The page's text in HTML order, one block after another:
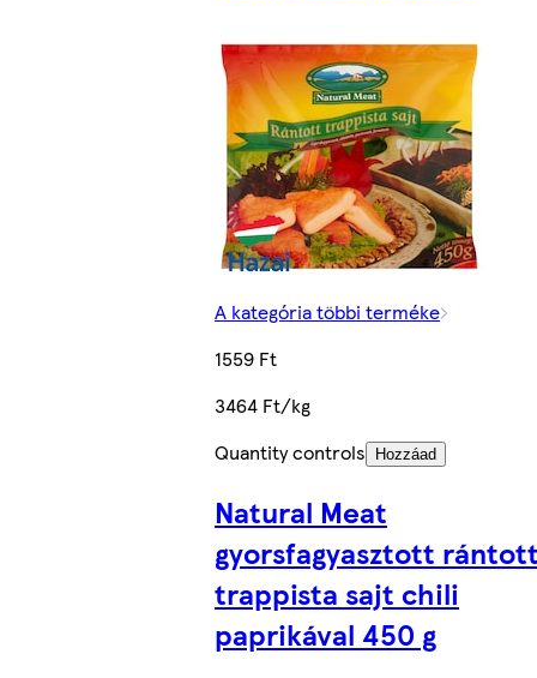
A kategória többi terméke
1559 Ft
3464 Ft/kg
Quantity controls
Hozzáad
Natural Meat
gyorsfagyasztott
trappista sajt chili
paprikával 450 g